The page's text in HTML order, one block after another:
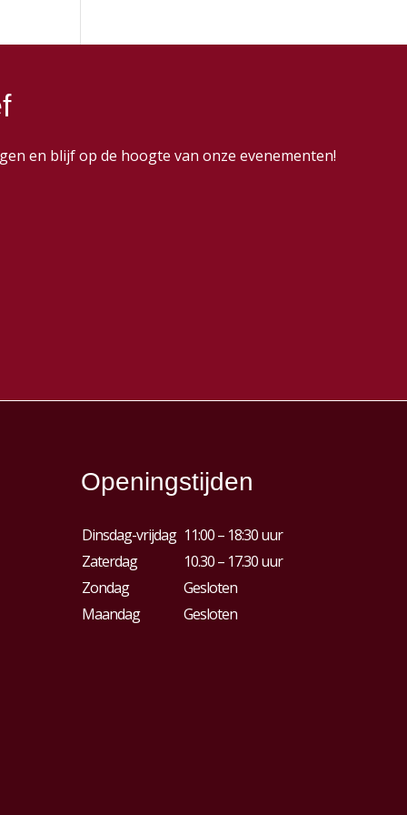
en blijf op de hoogte van onze evenementen!
Openingstijden
Dinsdag-vrijdag 11:00 – 18:30 uur
Zaterdag
10.30 – 17.30 uur
Zondag
Gesloten
Maandag
Gesloten